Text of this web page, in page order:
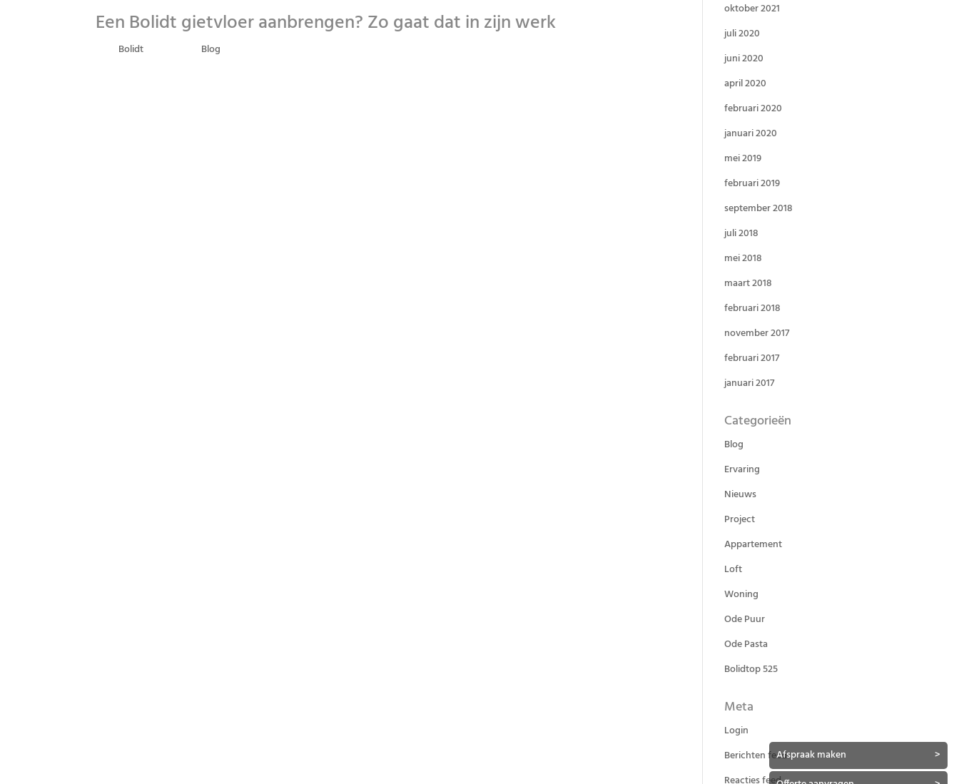
Een Bolidt gietvloer aanbrengen? Zo gaat dat in zijn werk
Bolidt Blog
oktober 2021
juli 2020
juni 2020
april 2020
februari 2020
januari 2020
mei 2019
februari 2019
september 2018
juli 2018
mei 2018
maart 2018
februari 2018
november 2017
februari 2017
januari 2017
Categorieën
Blog
Ervaring
Nieuws
Project
Appartement
Loft
Woning
Ode Puur
Ode Pasta
Bolidtop 525
Meta
Login
Berichten feedAfspraak maken
>